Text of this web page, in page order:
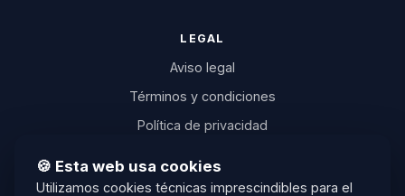
LEGAL
Aviso legal
Términos y condiciones
Política de privacidad
Desistimiento
🍪 Esta web usa cookies
Utilizamos cookies técnicas imprescindibles para el